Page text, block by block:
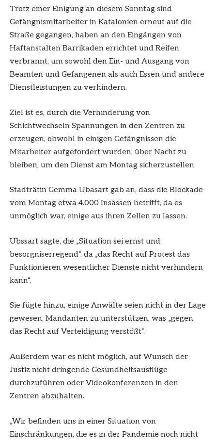
Trotz einer Einigung an diesem Sonntag sind
Gefängnismitarbeiter in Katalonien erneut auf die
Straße gegangen, haben an den Eingängen von
Haftanstalten Barrikaden errichtet und Reifen
verbrannt, um sowohl den Ein- und Ausgang von
Beamten und Gefangenen als auch Essen und andere
Dienstleistungen zu verhindern.
Ziel ist es, durch die Verhinderung von
Schichtwechseln Spannungen in den Zentren zu
erzeugen, obwohl in einigen Gefängnissen die
Mitarbeiter aufgefordert wurden, über Nacht zu
bleiben, um den Dienst am Montag sicherzustellen.
Stadträtin Gemma Ubasart gab an, dass die Blockade
vom Montag etwa 4.000 Insassen betrifft, da es
unmöglich war, einige aus ihren Zellen zu lassen.
Ubssart sagte, die „Situation sei ernst und
besorgniserregend“, da „das Recht auf Protest das
Funktionieren wesentlicher Dienste nicht verhindern
kann“.
Sie fügte hinzu, einige Anwälte seien nicht in der Lage
gewesen, Mandanten zu unterstützen, was „gegen
das Recht auf Verteidigung verstößt“.
Außerdem war es nicht möglich, auf Wunsch der
Justiz nicht dringende Gesundheitsausflüge
durchzuführen oder Videokonferenzen in den
Zentren abzuhalten.
„Wir befinden uns in einer Situation von
Einschränkungen, die es in der Pandemie noch nicht